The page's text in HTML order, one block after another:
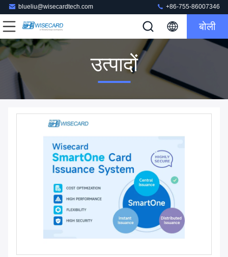
blueliu@wisecardtech.com +86-755-86007346
बोली
उत्पादों